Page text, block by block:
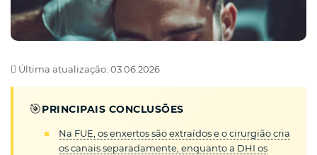
Última atualização: 03.06.2026
🎯PRINCIPAIS CONCLUSÕES
Na FUE, os enxertos são extraídos e o cirurgião cria
os canais separadamente, enquanto a DHI os